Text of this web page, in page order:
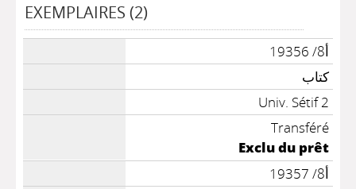
EXEMPLAIRES (2)
أ8/ 19356
كتاب
Univ. Sétif 2
Transféré
Exclu du prêt
أ8/ 19357